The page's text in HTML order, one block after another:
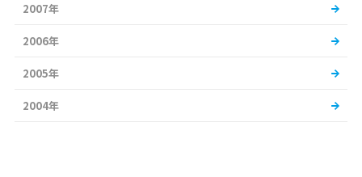
2007年
2006年
2005年
2004年